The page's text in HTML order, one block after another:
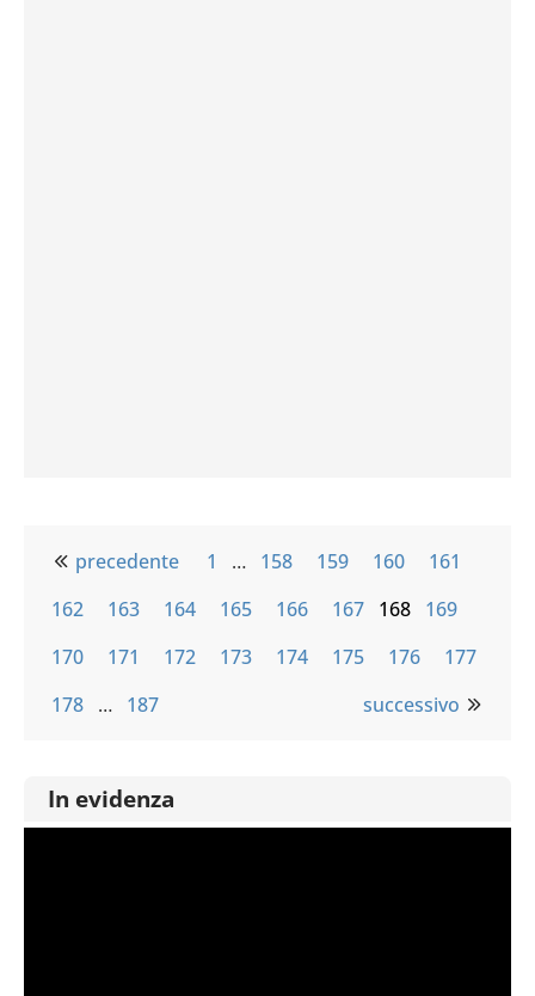
precedente 1 … 158 159 160
161
162
163 164 165 166 167 168 169
170
171 172 173 174 175 176
177
178 … 187 successivo
In evidenza